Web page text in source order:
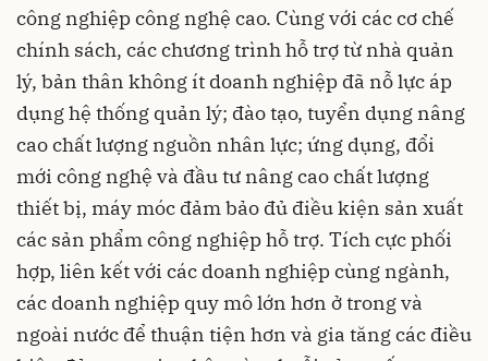
công nghiệp công nghệ cao. Cùng với các cơ chế
chính sách, các chương trình hỗ trợ từ nhà quản
lý, bản thân không ít doanh nghiệp đã nỗ lực áp
dụng hệ thống quản lý; đào tạo, tuyển dụng nâng
cao chất lượng nguồn nhân lực; ứng dụng, đổi
mới công nghệ và đầu tư nâng cao chất lượng
thiết bị, máy móc đảm bảo đủ điều kiện sản xuất
các sản phẩm công nghiệp hỗ trợ. Tích cực phối
hợp, liên kết với các doanh nghiệp cùng ngành,
các doanh nghiệp quy mô lớn hơn ở trong và
ngoài nước để thuận tiện hơn và gia tăng các điều